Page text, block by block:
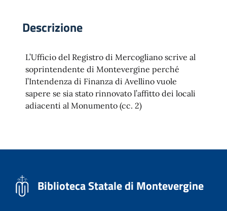
Descrizione
L’Ufficio del Registro di Mercogliano scrive al
soprintendente di Montevergine perché
l’Intendenza di Finanza di Avellino vuole
sapere se sia stato rinnovato l’affitto dei locali
adiacenti al Monumento (cc. 2)
Biblioteca Statale di Montevergine